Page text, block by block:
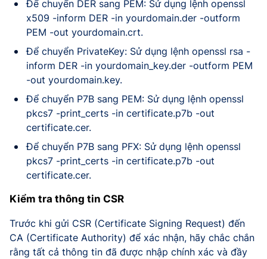
Để chuyển DER sang PEM: Sử dụng lệnh openssl
x509 -inform DER -in yourdomain.der -outform
PEM -out yourdomain.crt.
Để chuyển PrivateKey: Sử dụng lệnh openssl rsa -
inform DER -in yourdomain_key.der -outform PEM
-out yourdomain.key.
Để chuyển P7B sang PEM: Sử dụng lệnh openssl
pkcs7 -print_certs -in certificate.p7b -out
certificate.cer.
Để chuyển P7B sang PFX: Sử dụng lệnh openssl
pkcs7 -print_certs -in certificate.p7b -out
certificate.cer.
Kiểm tra thông tin CSR
Trước khi gửi CSR (Certificate Signing Request) đến
CA (Certificate Authority) để xác nhận, hãy chắc chắn
rằng tất cả thông tin đã được nhập chính xác và đầy